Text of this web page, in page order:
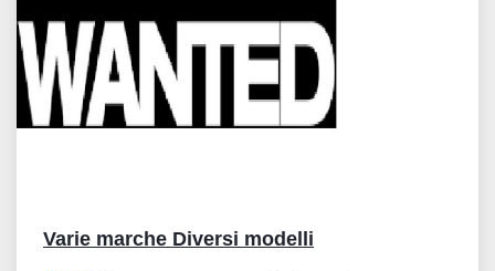
Varie marche Diversi modelli